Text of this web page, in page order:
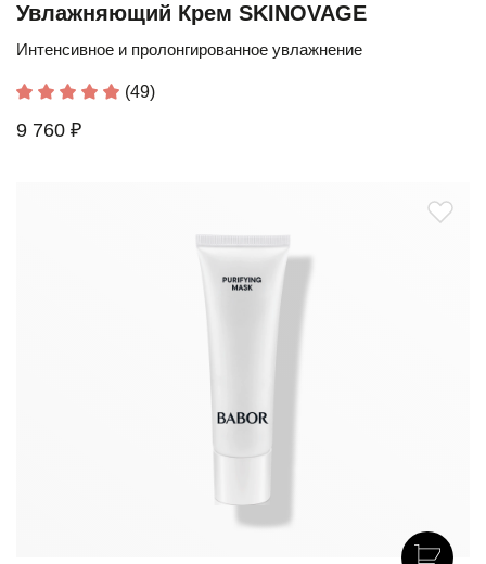
Увлажняющий Крем SKINOVAGE
Интенсивное и пролонгированное увлажнение
(49)
9 760 ₽